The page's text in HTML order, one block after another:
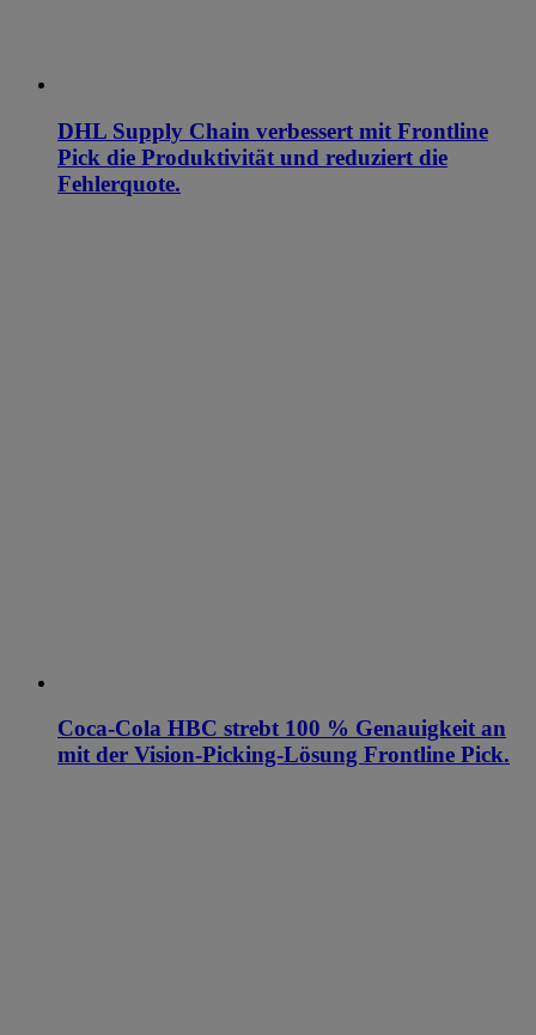
DHL Supply Chain verbessert mit Frontline
Pick die Produktivität und reduziert die
Fehlerquote.
Coca-Cola HBC strebt 100 % Genauigkeit an
mit der Vision-Picking-Lösung Frontline Pick.